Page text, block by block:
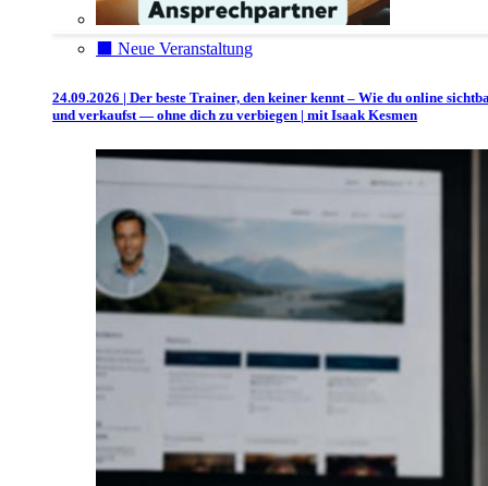
⬛️ Neue Veranstaltung
24.09.2026 | Der beste Trainer, den keiner kennt – Wie du online
und verkaufst — ohne dich zu verbiegen | mit Isaak Kesmen